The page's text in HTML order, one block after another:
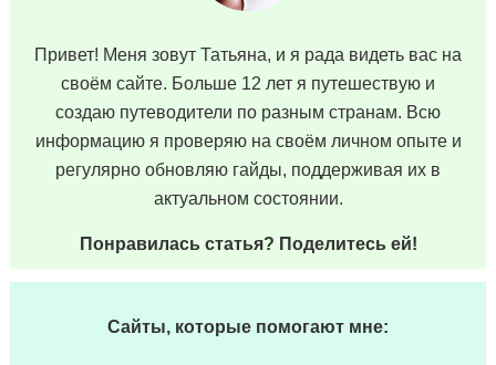
Привет! Меня зовут Татьяна, и я рада видеть вас на
своём сайте. Больше 12 лет я путешествую и
создаю путеводители по разным странам. Всю
информацию я проверяю на своём личном опыте и
регулярно обновляю гайды, поддерживая их в
актуальном состоянии.
Понравилась статья? Поделитесь ей!
Сайты, которые помогают мне: